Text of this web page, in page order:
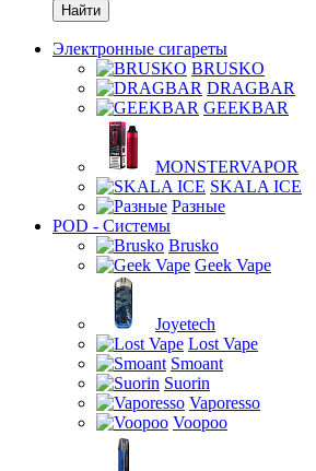
Найти
Электронные сигареты
BRUSKO
DRAGBAR
GEEKBAR
MONSTERVAPOR
SKALA ICE
Разные
POD - Системы
Brusko
Geek Vape
Joyetech
Lost Vape
Smoant
Suorin
Vaporesso
Voopoo